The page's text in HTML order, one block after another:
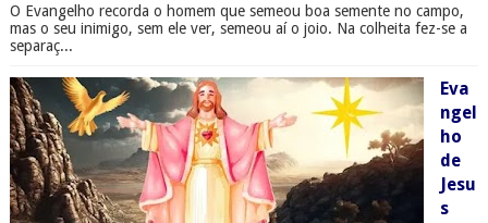
O Evangelho recorda o homem que semeou boa semente no campo,
mas o seu inimigo, sem ele ver, semeou aí o joio. Na colheita fez-se a
separaç...
Eva
ngel
ho
de
Jesu
s